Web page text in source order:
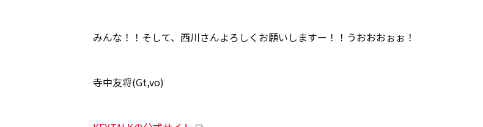
みんな！！そして、西川さんよろしくお願いしますー！！うおおおぉぉ！
寺中友将(Gt,vo)